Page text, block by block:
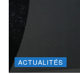
ACTUALITÉS